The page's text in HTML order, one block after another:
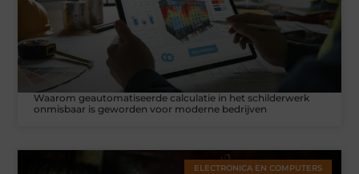
Waarom geautomatiseerde calculatie in het schilderwerk
onmisbaar is geworden voor moderne bedrijven
ELECTRONICA EN COMPUTERS